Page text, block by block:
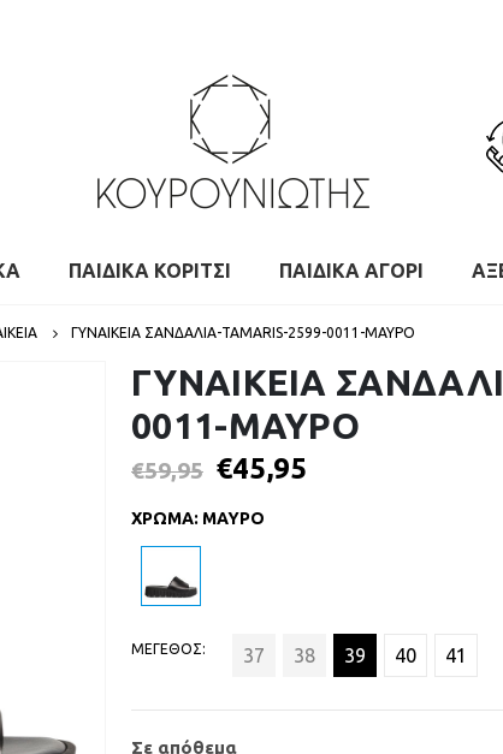
ΠΑΙΔΙΚΑ ΚΟΡΙΤΣΙ ΠΑΙΔΙΚΑ ΑΓΟΡΙ
ΓΥΝΑΙΚΕΙΑ ΣΑΝΔΑΛΙΑ-TAMARIS-2599-0011-ΜΑΥΡΟ
ΓΥΝΑΙΚΕΙΑ
0011-ΜΑΥΡΟ
€59,95 €45,95
ΧΡΩΜΑ: ΜΑΥΡΟ
ΜΕΓΕΘΟΣ 37 38 39 40 41
Σε απόθεμα